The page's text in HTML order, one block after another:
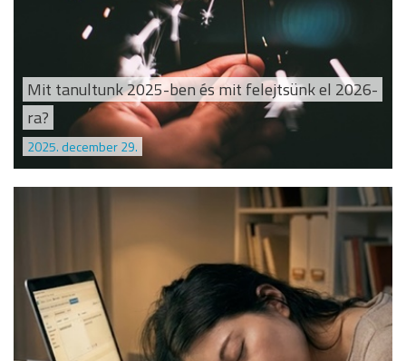
Mit tanultunk 2025-ben és mit felejtsünk el 2026-
ra?
2025. december 29.